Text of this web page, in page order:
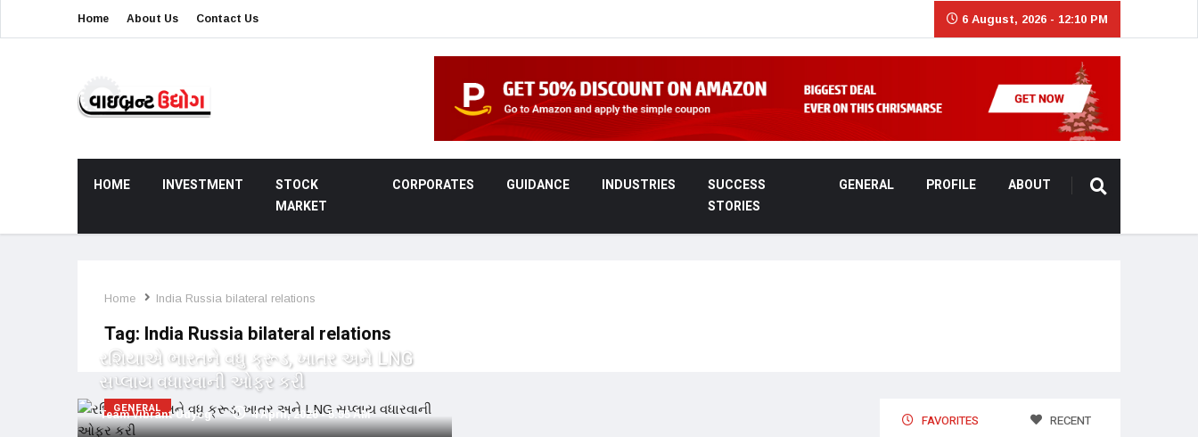
Home About Us Contact Us 6 August, 2026 - 12:10 PM
HOME INVESTMENT
STOCK
MARKET
CORPORATES GUIDANCE INDUSTRIES
SUCCESS
STORIES
GENERAL PROFILE ABOUT
Home India Russia bilateral relations
Tag: India Russia bilateral relations
GENERAL
રશિયાએ ભારતને વધુ ક્રૂડ, ખાતર અને LNG
સપ્લાય વધારવાની ઓફર કરી
Team Vibrant Udyog 4 April, 2026 - 5:55 AM FAVORITES RECENT